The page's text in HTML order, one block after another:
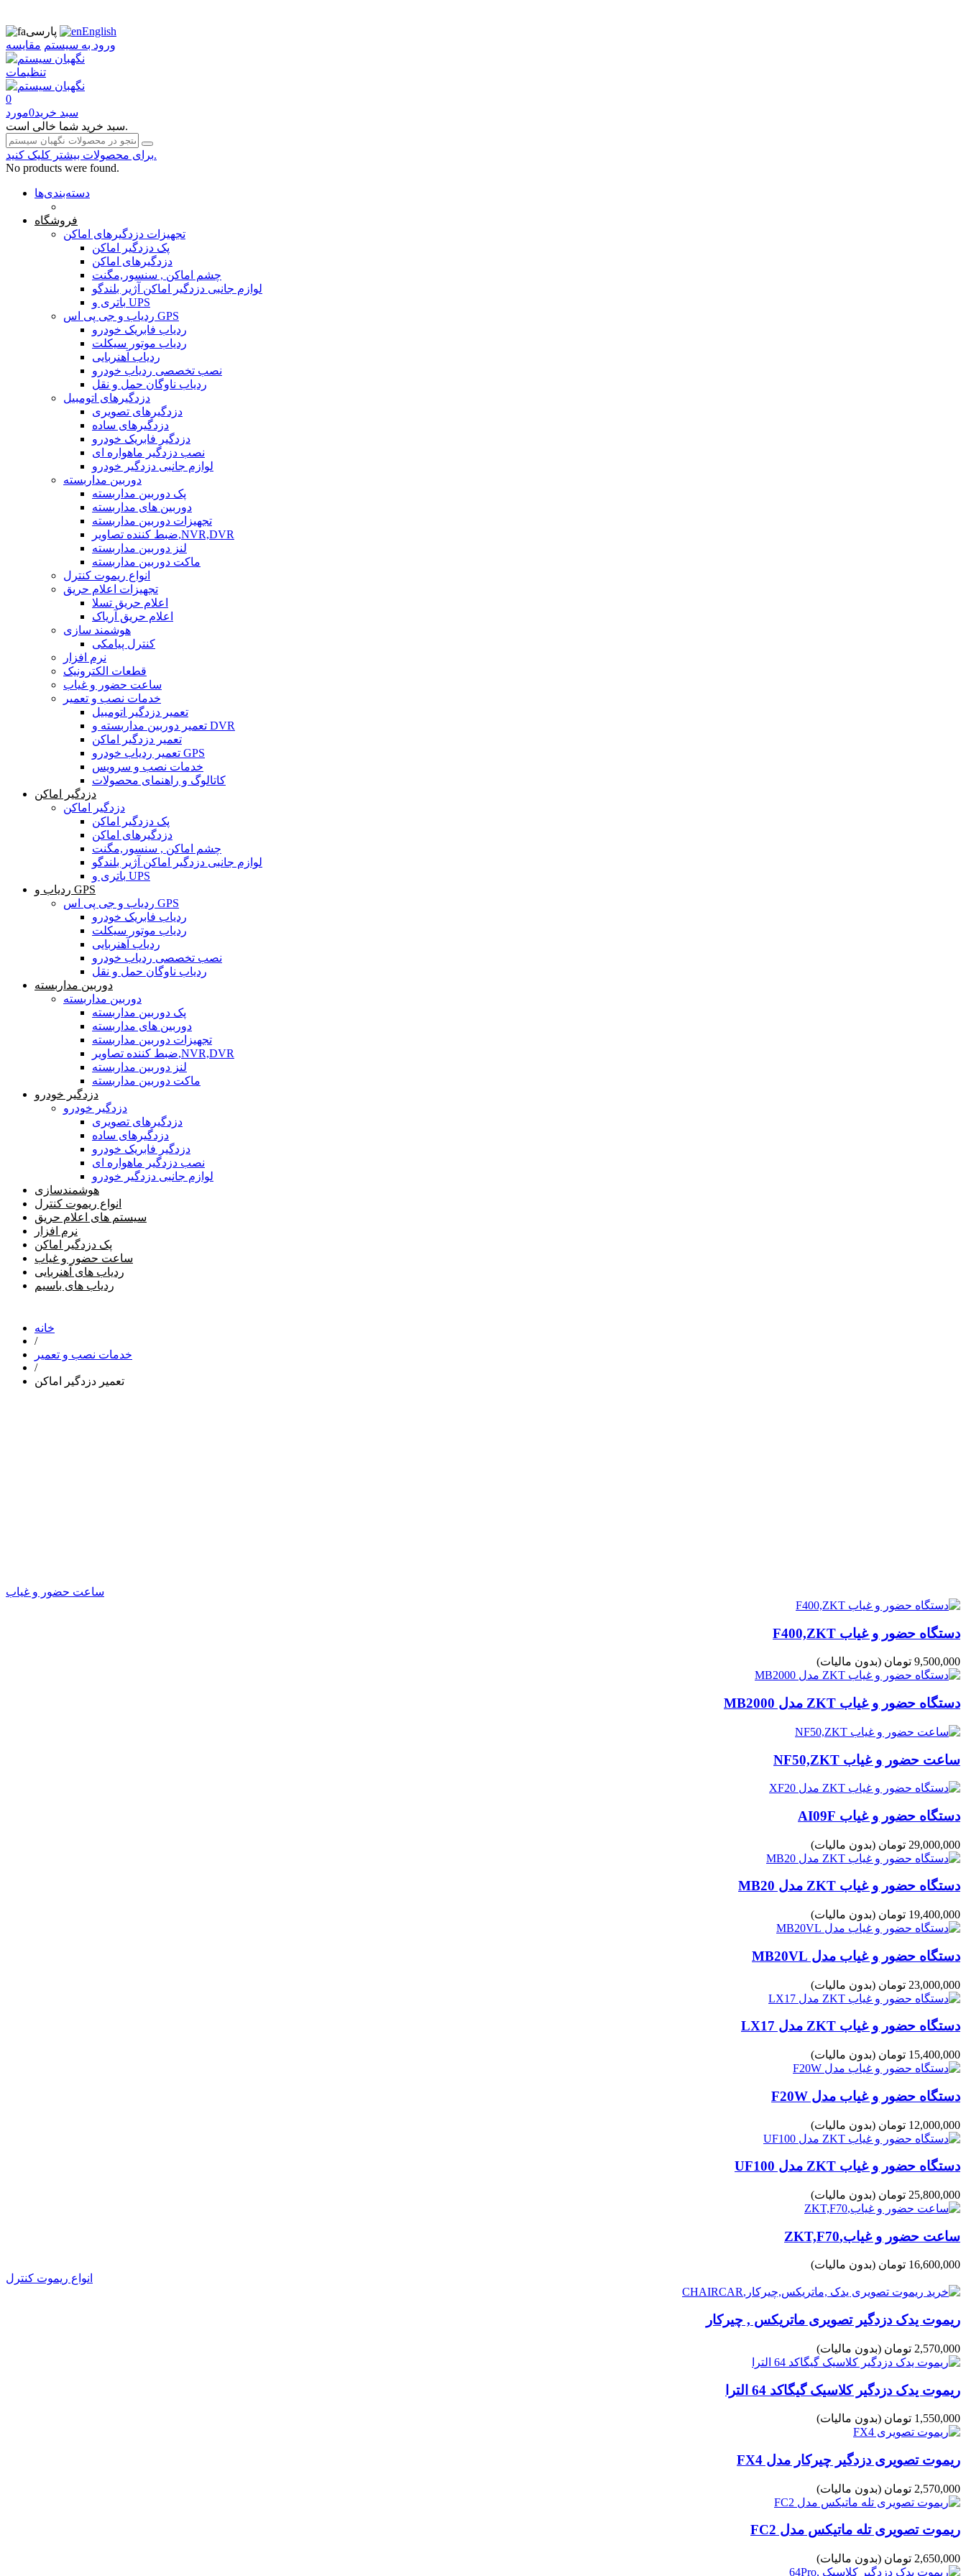
پارسی
English
ورود به سیستم مقایسه
تنظیمات
0
سبد خرید0مورد
سبد خرید شما خالی است.
برای محصولات بیشتر کلیک کنید.
No products were found.
دسته‌بندی‌ها
فروشگاه
تجهیزات دزدگیرهای اماکن
پک دزدگیر اماکن
دزدگیرهای اماکن
چشم اماکن , سنسور,مگنت
لوازم جانبی دزدگیر اماکن آژیر بلندگو
باتری و UPS
ردیاب و جی پی اس GPS
ردیاب فابریک خودرو
ردیاب موتور سیکلت
ردیاب آهنربایی
نصب تخصصی ردیاب خودرو
ردیاب ناوگان حمل و نقل
دزدگیرهای اتومبیل
دزدگیرهای تصویری
دزدگیرهای ساده
دزدگیر فابریک خودرو
نصب دزدگیر ماهواره ای
لوازم جانبی دزدگیر خودرو
دوربین مداربسته
پک دوربین مداربسته
دوربین های مداربسته
تجهیزات دوربین مداربسته
ضبط کننده تصاویر,NVR,DVR
لنز دوربین مداربسته
ماکت دوربین مداربسته
انواع ریموت کنترل
تجهیزات اعلام حریق
اعلام حریق تسلا
اعلام حریق آریاک
هوشمند سازی
کنترل پیامکی
نرم افزار
قطعات الکترونیک
ساعت حضور و غیاب
خدمات نصب و تعمیر
تعمیر دزدگیر اتومبیل
تعمیر دوربین مداربسته و DVR
تعمیر دزدگیر اماکن
تعمیر ردیاب خودرو GPS
خدمات نصب و سرویس
کاتالوگ و راهنمای محصولات
دزدگیر اماکن
دزدگیر اماکن
پک دزدگیر اماکن
دزدگیرهای اماکن
چشم اماکن , سنسور,مگنت
لوازم جانبی دزدگیر اماکن آژیر بلندگو
باتری و UPS
ردیاب و GPS
ردیاب و جی پی اس GPS
ردیاب فابریک خودرو
ردیاب موتور سیکلت
ردیاب آهنربایی
نصب تخصصی ردیاب خودرو
ردیاب ناوگان حمل و نقل
دوربین مداربسته
دوربین مداربسته
پک دوربین مداربسته
دوربین های مداربسته
تجهیزات دوربین مداربسته
ضبط کننده تصاویر,NVR,DVR
لنز دوربین مداربسته
ماکت دوربین مداربسته
دزدگیر خودرو
دزدگیر خودرو
دزدگیرهای تصویری
دزدگیرهای ساده
دزدگیر فابریک خودرو
نصب دزدگیر ماهواره ای
لوازم جانبی دزدگیر خودرو
هوشمندسازی
انواع ریموت کنترل
سیستم های اعلام حریق
نرم افزار
پک دزدگیر اماکن
ساعت حضور و غیاب
ردیاب های آهنربایی
ردیاب های باسیم
خانه
/
خدمات نصب و تعمیر
/
تعمیر دزدگیر اماکن
ساعت حضور و غیاب
دستگاه حضور و غیاب F400,ZKT
9,500,000 تومان (بدون مالیات)
دستگاه حضور و غیاب ZKT مدل MB2000
ساعت حضور و غیاب NF50,ZKT
دستگاه حضور و غیاب AI09F
29,000,000 تومان (بدون مالیات)
دستگاه حضور و غیاب ZKT مدل MB20
19,400,000 تومان (بدون مالیات)
دستگاه حضور و غیاب مدل MB20VL
23,000,000 تومان (بدون مالیات)
دستگاه حضور و غیاب ZKT مدل LX17
15,400,000 تومان (بدون مالیات)
دستگاه حضور و غیاب مدل F20W
12,000,000 تومان (بدون مالیات)
دستگاه حضور و غیاب ZKT مدل UF100
25,800,000 تومان (بدون مالیات)
ساعت حضور و غیاب,ZKT,F70
16,600,000 تومان
(بدون مالیات)
انواع ریموت کنترل
ریموت یدک دزدگیر تصویری ماتریکس , چیرکار
2,570,000 تومان (بدون مالیات)
ریموت یدک دزدگیر کلاسیک گیگاکد 64 الترا
1,550,000 تومان (بدون مالیات)
ریموت تصویری دزدگیر چیرکار مدل FX4
2,570,000 تومان (بدون مالیات)
ریموت تصویری تله ماتیکس مدل FC2
2,650,000 تومان (بدون مالیات)